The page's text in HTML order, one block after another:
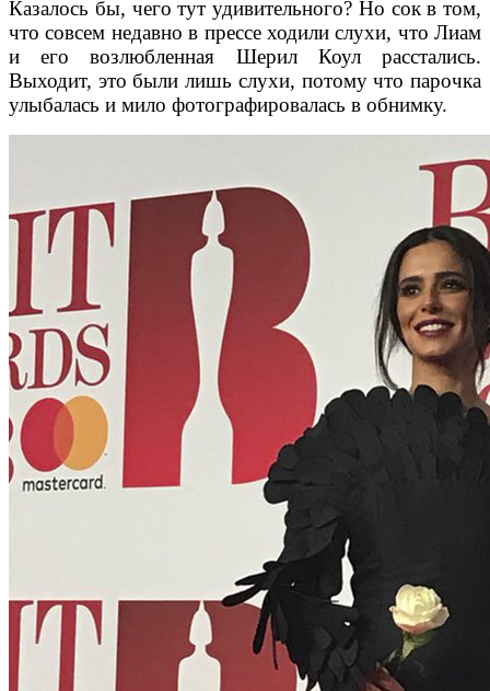
Казалось бы, чего тут удивительного? Но сок в том,
что совсем недавно в прессе ходили слухи, что Лиам
и его возлюбленная Шерил Коул расстались.
Выходит, это были лишь слухи, потому что парочка
улыбалась и мило фотографировалась в обнимку.